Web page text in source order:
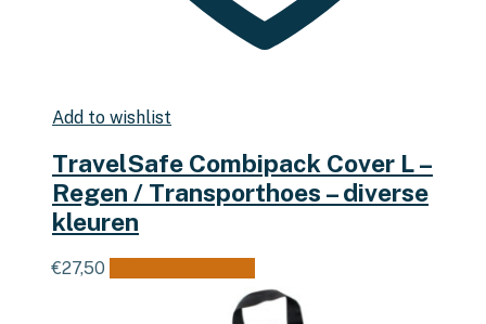
Add to wishlist
TravelSafe Combipack Cover L –
Regen / Transporthoes – diverse
kleuren
€27,50
product
heeft